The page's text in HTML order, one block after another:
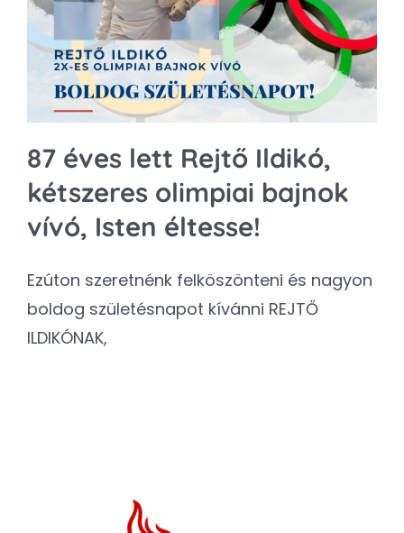
Kapcsolat
SEARCH
87 éves lett Rejtő Ildikó,
kétszeres olimpiai bajnok
vívó, Isten éltesse!
Ezúton szeretnénk felköszönteni és nagyon
boldog születésnapot kívánni REJTŐ
ILDIKÓNAK,